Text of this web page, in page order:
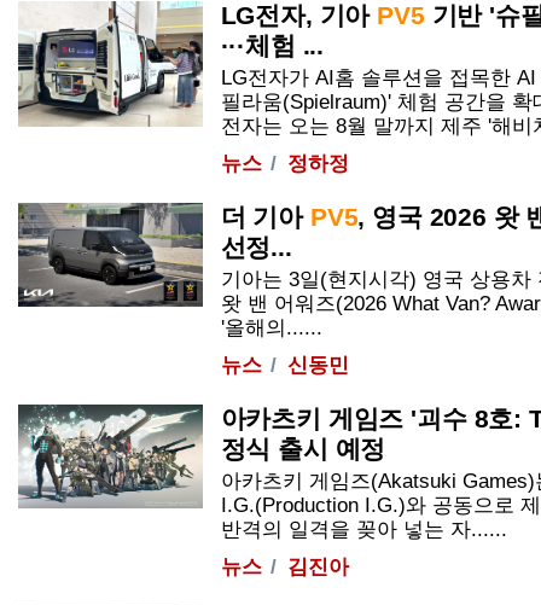
LG전자, 기아 PV5 기반 '슈
···체험 ...
LG전자가 AI홈 솔루션을 접목한
필라움(Spielraum)' 체험 공간을
전자는 오는 8월 말까지 제주 '해비
뉴스
정하정
더 기아 PV5, 영국 2026 왓
선정...
기아는 3일(현지시각) 영국 상용차
왓 밴 어워즈(2026 What Van?
'올해의......
뉴스
신동민
아카츠키 게임즈 '괴수 8호:
정식 출시 예정
아카츠키 게임즈(Akatsuki
I.G.(Production I.G.)와 공동으로
반격의 일격을 꽂아 넣는 자......
뉴스
김진아